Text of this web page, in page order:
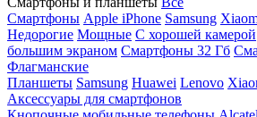
Смартфоны Apple iPhone Samsung
Недорогие Мощные С хорошей камерой
большим экраном Смартфоны 32 Гб
Флагманские
Планшеты Samsung Huawei Lenovo
Аксессуары для смартфонов